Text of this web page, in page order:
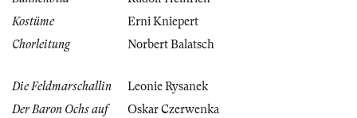
Kostüme
Erni Kniepert
Chorleitung
Norbert Balatsch
Die Feldmarschallin
Leonie Rysanek
Der Baron Ochs auf
Oskar Czerwenka